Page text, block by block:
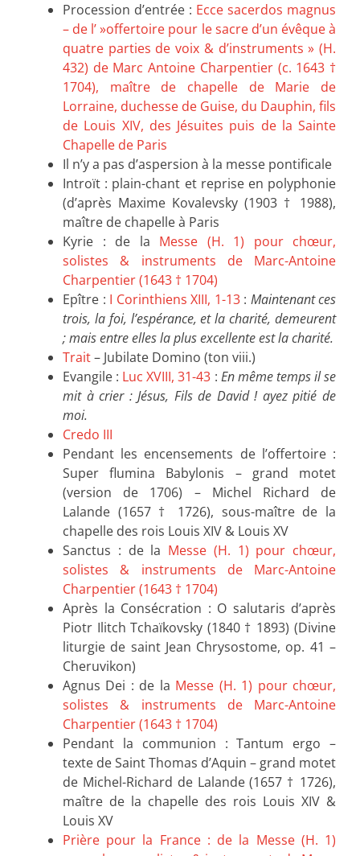
Procession d’entrée : Ecce sacerdos magnus
– de l’ »offertoire pour le sacre d’un évêque à
quatre parties de voix & d’instruments » (H.
432) de Marc Antoine Charpentier (c. 1643 †
1704), maître de chapelle de Marie de
Lorraine, duchesse de Guise, du Dauphin, fils
de Louis XIV, des Jésuites puis de la Sainte
Chapelle de Paris
Il n’y a pas d’aspersion à la messe pontificale
Introït : plain-chant et reprise en polyphonie
(d’après Maxime Kovalevsky (1903 † 1988),
maître de chapelle à Paris
Kyrie : de la Messe (H. 1) pour chœur,
solistes & instruments de Marc-Antoine
Charpentier (1643 † 1704)
Epître : I Corinthiens XIII, 1-13: Maintenant ces
trois, la foi, l’espérance, et la charité, demeurent
; mais entre elles la plus excellente est la charité.
Trait– Jubilate Domino (ton viii.)
Evangile : Luc XVIII, 31-43 : En même temps il se
mit à crier : Jésus, Fils de David ! ayez pitié de
moi.
Credo III
Pendant les encensements de l’offertoire :
Super flumina Babylonis – grand motet
(version de 1706) – Michel Richard de
Lalande (1657 † 1726), sous-maître de la
chapelle des rois Louis XIV & Louis XV
Sanctus : de la Messe (H. 1) pour chœur,
solistes & instruments de Marc-Antoine
Charpentier (1643 † 1704)
Après la Consécration : O salutaris d’après
Piotr Ilitch Tchaïkovsky (1840 † 1893) (Divine
liturgie de saint Jean Chrysostome, op. 41 –
Cheruvikon)
Agnus Dei : de la Messe (H. 1) pour chœur,
solistes & instruments de Marc-Antoine
Charpentier (1643 † 1704)
Pendant la communion : Tantum ergo –
texte de Saint Thomas d’Aquin – grand motet
de Michel-Richard de Lalande (1657 † 1726),
maître de la chapelle des rois Louis XIV &
Louis XV
Prière pour la France : de la Messe (H. 1)